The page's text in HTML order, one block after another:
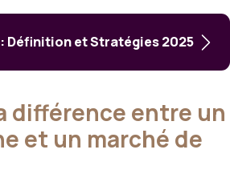
Définition et Stratégies 2025
différence entre un
et un marché de